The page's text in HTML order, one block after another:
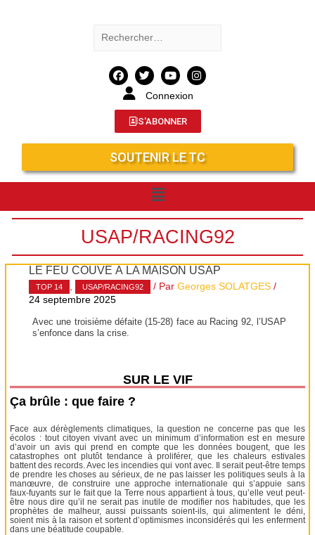
Connexion
S'ABONNER
SOUTENIR LE TC
USAP/RACING92
LE FEU COUVE À LA MAISON USAP
TOP 14 , USAP/RACING92 / ParGeorges SOLATGES /
24 septembre 2025
Avec une troisième défaite (15-28) face au Racing 92, l’USAP
s’enfonce dans la crise.
SUR LE VIF
Ça brûle : que faire ?
Face aux dérèglements climatiques, la question ne concerne pas que les
écolos : tout citoyen vivant avec un minimum d’information est en mesure
d’avoir un avis qui prend en compte que les données bougent, que les
catastrophes ont plutôt tendance à proliférer, que les chaleurs estivales
battent des records. Avec les incendies qui vont avec. Il serait peut-être temps
de prendre les choses au sérieux, de ne pas laisser les politiques seuls à la
manœuvre, de construire une approche internationale qui s’appuie sans
faux-fuyants sur le fait que la Terre nous appartient à tous, qu’elle veut peut-
être nous dire qu’il ne serait pas inutile de modifier nos habitudes, que les
prophètes de malheur, aussi puissants soient-ils, qui alimentent le déni,
soient mis à la raison et sortent d’optimismes inconsidérés qui les enferment
dans une béatitude coupable.